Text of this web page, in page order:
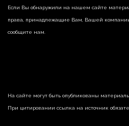
Если Вы обнаружили на нашем сайте
права, принадлежащие Вам, Вашей компании
сообщите нам.
На сайте могут быть опубликованы материалы
При цитировании ссылка на источник